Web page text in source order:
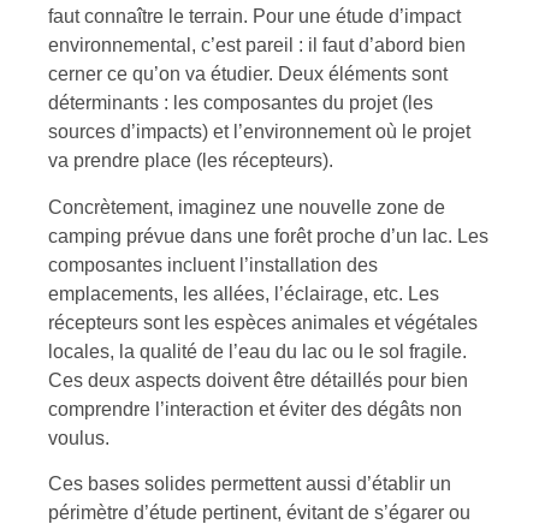
faut connaître le terrain. Pour une étude d’impact
environnemental, c’est pareil : il faut d’abord bien
cerner ce qu’on va étudier. Deux éléments sont
déterminants : les composantes du projet (les
sources d’impacts) et l’environnement où le projet
va prendre place (les récepteurs).
Concrètement, imaginez une nouvelle zone de
camping prévue dans une forêt proche d’un lac. Les
composantes incluent l’installation des
emplacements, les allées, l’éclairage, etc. Les
récepteurs sont les espèces animales et végétales
locales, la qualité de l’eau du lac ou le sol fragile.
Ces deux aspects doivent être détaillés pour bien
comprendre l’interaction et éviter des dégâts non
voulus.
Ces bases solides permettent aussi d’établir un
périmètre d’étude pertinent, évitant de s’égarer ou